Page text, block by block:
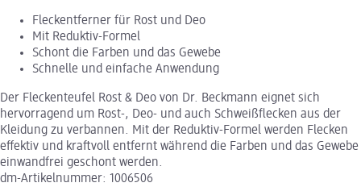
Fleckentferner für Rost und Deo
Mit Reduktiv-Formel
Schont die Farben und das Gewebe
Schnelle und einfache Anwendung
Der Fleckenteufel Rost & Deo von Dr. Beckmann eignet sich
hervorragend um Rost-, Deo- und auch Schweißflecken aus der
Kleidung zu verbannen. Mit der Reduktiv-Formel werden Flecken
effektiv und kraftvoll entfernt während die Farben und das Gewebe
einwandfrei geschont werden.
dm-Artikelnummer: 1006506